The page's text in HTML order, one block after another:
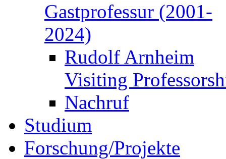
Gastprofessur (2001-
2024)
Rudolf Arnheim
Visiting
Nachruf
Studium
Forschung/Projekte